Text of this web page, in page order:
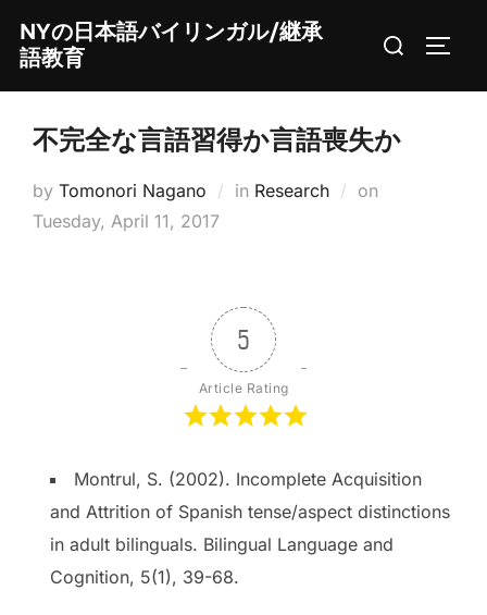
content
NYの日本語バイリンガル/継承
語教育
Search
不完全な言語習得か言語喪失か
by Tomonori Nagano in Research on
Tuesday, April 11, 2017
5
Article Rating
Montrul, S. (2002). Incomplete Acquisition
and Attrition of Spanish tense/aspect distinctions
in adult bilinguals. Bilingual Language and
Cognition, 5(1), 39-68.